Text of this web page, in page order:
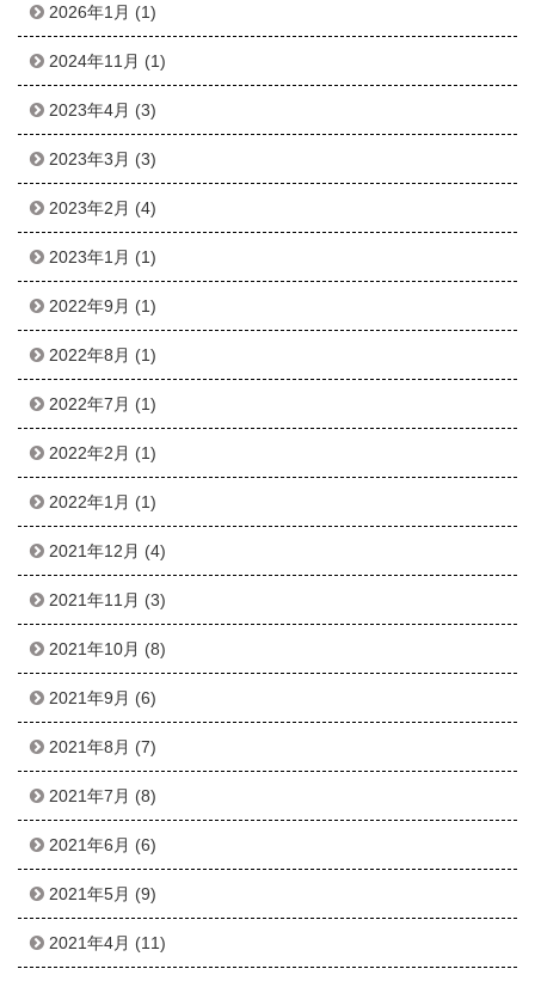
2026年1月 (1)
2024年11月 (1)
2023年4月 (3)
2023年3月 (3)
2023年2月 (4)
2023年1月 (1)
2022年9月 (1)
2022年8月 (1)
2022年7月 (1)
2022年2月 (1)
2022年1月 (1)
2021年12月 (4)
2021年11月 (3)
2021年10月 (8)
2021年9月 (6)
2021年8月 (7)
2021年7月 (8)
2021年6月 (6)
2021年5月 (9)
2021年4月 (11)